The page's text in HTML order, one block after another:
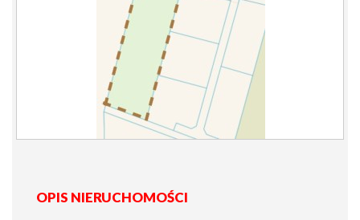
OPIS NIERUCHOMOŚCI